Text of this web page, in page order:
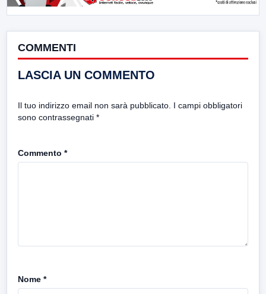
COMMENTI
LASCIA UN COMMENTO
Il tuo indirizzo email non sarà pubblicato. I campi obbligatori
sono contrassegnati *
Commento *
Nome *